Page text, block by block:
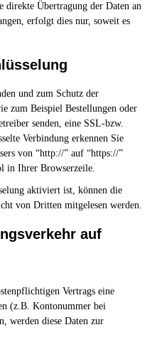
direkte Übertragung der Daten an
erfolgt dies nur, soweit es
und zum Schutz der
zum Beispiel Bestellungen oder
senden, eine SSL-bzw.
Verbindung erkennen Sie
von “http://” auf “https://”
in Ihrer Browserzeile.
aktiviert ist, können die
von Dritten mitgelesen werden.
auf
Vertrags eine
(z.B. Kontonummer bei
werden diese Daten zur